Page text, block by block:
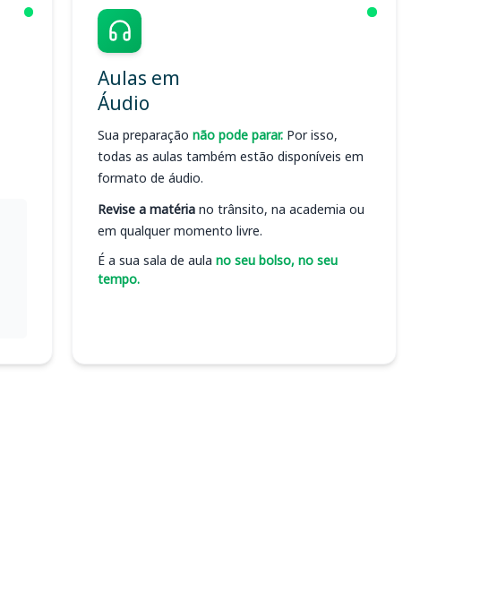
Aulas em
Áudio
Sua preparação não pode parar. Por isso,
todas as aulas também estão disponíveis em
formato de áudio.
Revise a matéria no trânsito, na academia ou
em qualquer momento livre.
É a sua sala de aula no seu bolso, no seu
tempo.